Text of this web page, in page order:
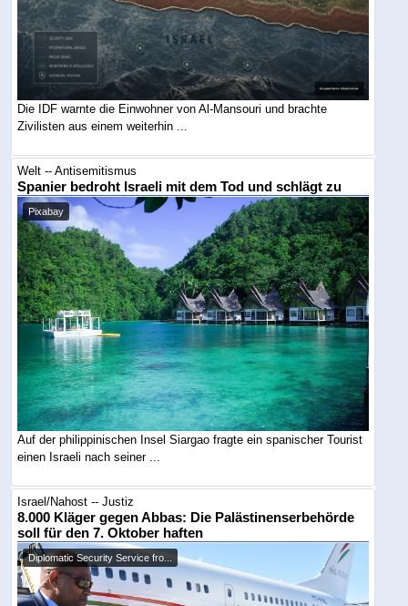
Die IDF warnte die Einwohner von Al-Mansouri und brachte
Zivilisten aus einem weiterhin ...
Welt -- Antisemitismus
Spanier bedroht Israeli mit dem Tod und schlägt zu
Pixabay
Auf der philippinischen Insel Siargao fragte ein spanischer Tourist
einen Israeli nach seiner ...
Israel/Nahost -- Justiz
8.000 Kläger gegen Abbas: Die Palästinenserbehörde
soll für den 7. Oktober haften
Diplomatic Security Service fro...